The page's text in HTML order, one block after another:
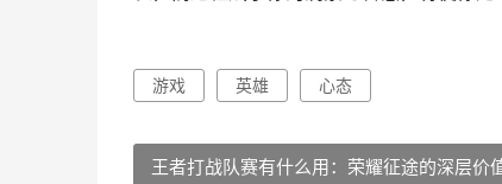
游戏 英雄 心态
王者打战队赛有什么用：荣耀征途的深层价